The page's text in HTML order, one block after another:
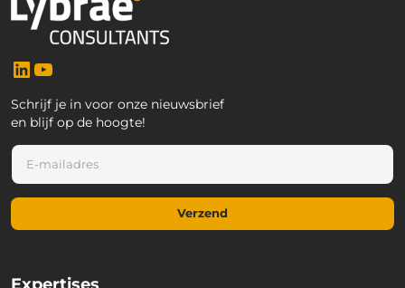
LinkedIn
Schrijf je in voor onze nieuwsbrief
en blijf op de hoogte!
m
i
l
-
E
m
a
i
Verzend